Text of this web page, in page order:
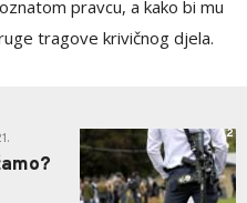
pravcu, a kako bi mu
tragove krivičnog djela.
2